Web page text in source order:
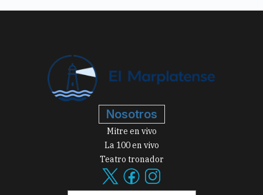
Nosotros
Mitre en vivo
La 100 en vivo
Teatro tronador